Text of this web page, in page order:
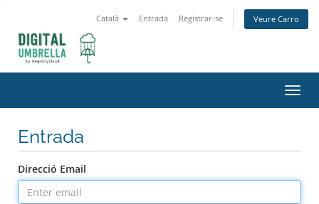
Català Entrada Registrar-se Veure Carro
Entrada
Direcció Email